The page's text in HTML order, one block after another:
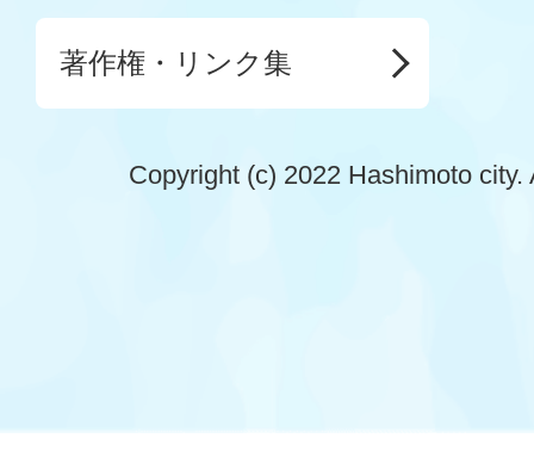
著作権・リンク集
Copyright (c) 2022 Hashimoto